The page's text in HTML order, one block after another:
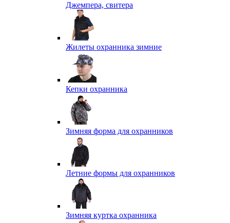
Джемпера, свитера
Жилеты охранника зимние
Кепки охранника
Зимняя форма для охранников
Летние формы для охранников
Зимняя куртка охранника